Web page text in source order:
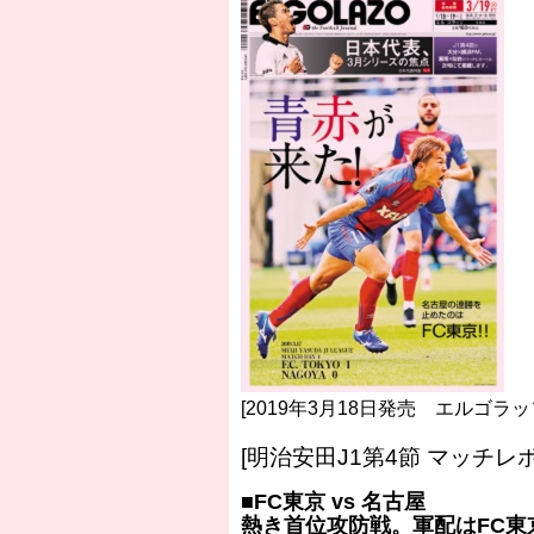
［3218号］WEEKLY EG SELECTION
［3219号］特別な覇者へ 大逆転か連破
［3220号］伝説の王者、黄金のシャー
[2019年3月18日発売 エルゴラッ
[明治安田J1第4節 マッチレ
■FC東京 vs 名古屋
熱き首位攻防戦。軍配はFC東